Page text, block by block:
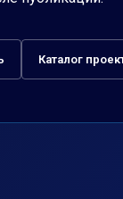
Каталог